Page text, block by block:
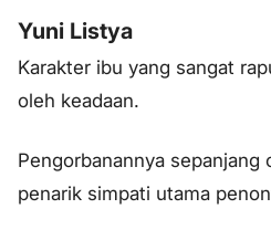
Yuni Listya
Karakter ibu yang sangat
oleh keadaan.
Pengorbanannya
penarik simpati utama